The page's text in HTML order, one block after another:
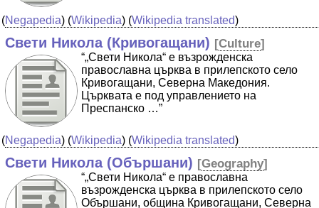
(Negapedia) (Wikipedia) (Wikipedia translated)
Свети Никола (Кривогащани) [Culture]
“„Свети Никола“ е възрожденска
православна църква в прилепското село
Кривогащани, Северна Македония.
Църквата е под управлението на
Преспанско …”
(Negapedia) (Wikipedia) (Wikipedia translated)
Свети Никола (Обършани) [Geography]
“„Свети Никола“ е православна
възрожденска църква в прилепското село
Обършани, община Кривогащани, Северна